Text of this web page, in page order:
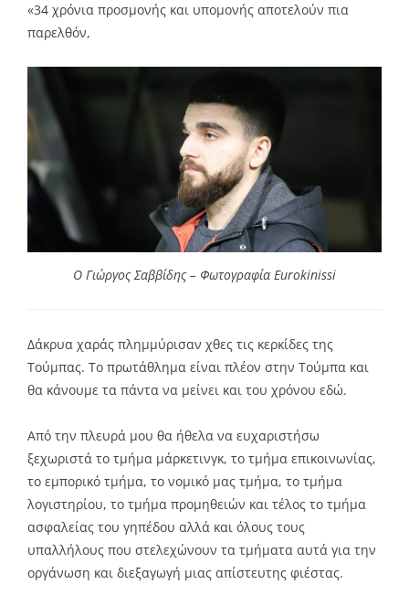
«34 χρόνια προσμονής και υπομονής αποτελούν πια
παρελθόν,
Ο Γιώργος Σαββίδης – Φωτογραφία Eurokinissi
Δάκρυα χαράς πλημμύρισαν χθες τις κερκίδες της
Τούμπας. Το πρωτάθλημα είναι πλέον στην Τούμπα και
θα κάνουμε τα πάντα να μείνει και του χρόνου εδώ.
Από την πλευρά μου θα ήθελα να ευχαριστήσω
ξεχωριστά το τμήμα μάρκετινγκ, το τμήμα επικοινωνίας,
το εμπορικό τμήμα, το νομικό μας τμήμα, το τμήμα
λογιστηρίου, το τμήμα προμηθειών και τέλος το τμήμα
ασφαλείας του γηπέδου αλλά και όλους τους
υπαλλήλους που στελεχώνουν τα τμήματα αυτά για την
οργάνωση και διεξαγωγή μιας απίστευτης φιέστας.